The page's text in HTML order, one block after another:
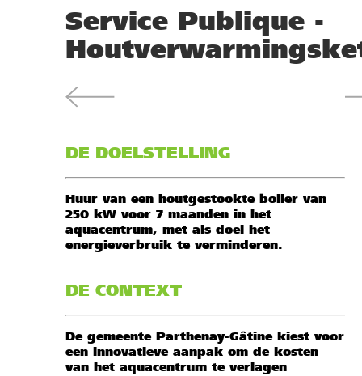
Service Publique -
DE DOELSTELLING
Huur van een houtgestookte boiler van
250 kW voor 7 maanden in het
aquacentrum, met als doel het
energieverbruik te verminderen.
DE CONTEXT
De gemeente Parthenay-Gâtine kiest voor
een innovatieve aanpak om de kosten
van het aquacentrum te verlagen